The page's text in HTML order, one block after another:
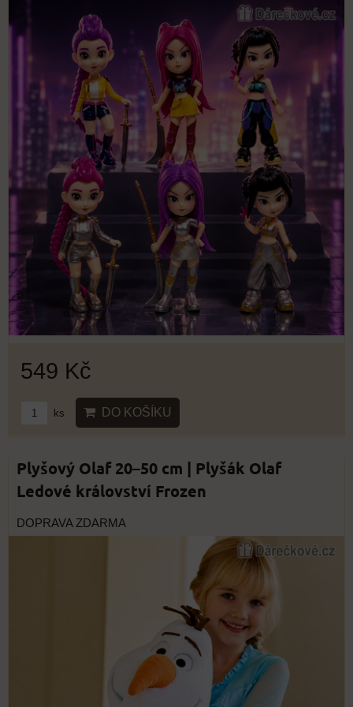
549 Kč
ks DO KOŠÍKU
Plyšový Olaf 20–50 cm | Plyšák Olaf
Ledové království Frozen
DOPRAVA ZDARMA